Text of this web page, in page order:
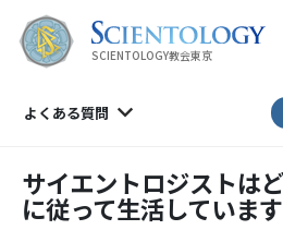
SCIENTOLOGY教会東京
よくある質問
サイエントロジストは
に従って生活していま